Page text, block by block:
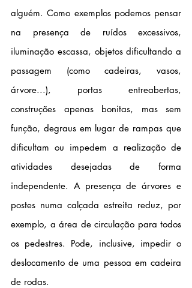
alguém. Como exemplos podemos pensar
na presença de ruídos excessivos,
iluminação escassa, objetos dificultando a
passagem (como cadeiras, vasos,
árvore...), portas entreabertas,
construções apenas bonitas, mas sem
função, degraus em lugar de rampas que
dificultam ou impedem a realização de
atividades desejadas de forma
independente. A presença de árvores e
postes numa calçada estreita reduz, por
exemplo, a área de circulação para todos
os pedestres. Pode, inclusive, impedir o
deslocamento de uma pessoa em cadeira
de rodas.